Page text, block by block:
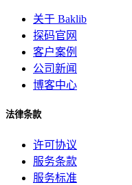
关于 Baklib
探码官网
客户案例
公司新闻
博客中心
法律条款
许可协议
服务条款
服务标准